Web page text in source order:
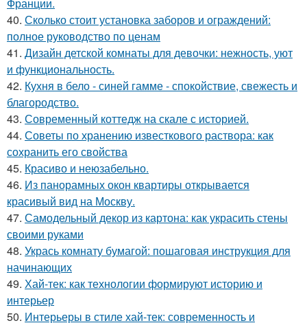
Франции.
40. Сколько стоит установка заборов и ограждений:
полное руководство по ценам
41. Дизайн детской комнаты для девочки: нежность, уют
и функциональность.
42. Кухня в бело - синей гамме - спокойствие, свежесть и
благородство.
43. Современный коттедж на скале с историей.
44. Советы по хранению известкового раствора: как
сохранить его свойства
45. Красиво и неюзабельно.
46. Из панорамных окон квартиры открывается
красивый вид на Москву.
47. Самодельный декор из картона: как украсить стены
своими руками
48. Укрась комнату бумагой: пошаговая инструкция для
начинающих
49. Хай-тек: как технологии формируют историю и
интерьер
50. Интерьеры в стиле хай-тек: современность и